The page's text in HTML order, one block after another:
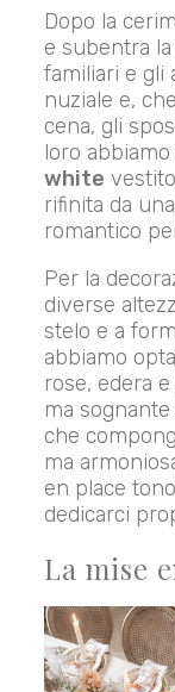
Dopo la
e subentra
familiari e gli
nuziale e,
cena, gli
loro
white
rifinita da
romantico
Per la
diverse
stelo e a
abbiamo
rose, edera
ma
che
ma
en place
dedicarci
La mise